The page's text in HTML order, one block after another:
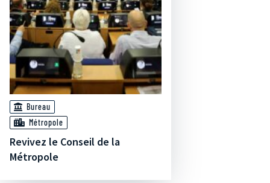
Bureau
Métropole
Revivez le Conseil de la
Métropole